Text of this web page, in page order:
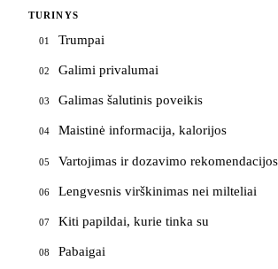
TURINYS
01 Trumpai
02 Galimi privalumai
03 Galimas šalutinis poveikis
04 Maistinė informacija, kalorijos
05 Vartojimas ir dozavimo rekomendacijos
06 Lengvesnis virškinimas nei milteliai
07 Kiti papildai, kurie tinka su
08 Pabaigai